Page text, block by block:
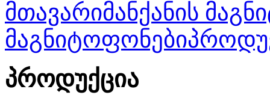
მთავარიმანქანის
მაგნიტოფონები
პროდუქცია